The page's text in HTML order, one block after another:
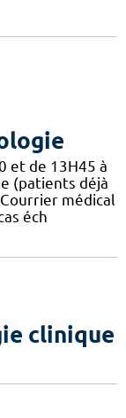
et de 13H45 à
(patients déjà
médical
éch
clinique